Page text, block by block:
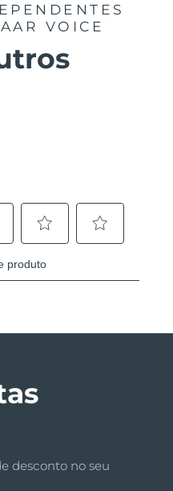
VOICE
desconto no seu